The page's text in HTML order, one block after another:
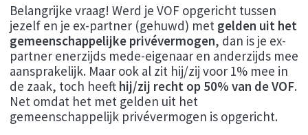
Belangrijke vraag! Werd je VOF opgericht tussen
jezelf en je ex-partner (gehuwd) met gelden uit het
gemeenschappelijke privévermogen, dan is je ex-
partner enerzijds mede-eigenaar en anderzijds mee
aansprakelijk. Maar ook al zit hij/zij voor 1% mee in
de zaak, toch heeft hij/zij recht op 50% van de VOF.
Net omdat het met gelden uit het
gemeenschappelijk privévermogen is opgericht.